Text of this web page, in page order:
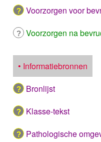
Voorzorgen voor
Voorzorgen na
• Informatiebronnen
Bronlijst
Klasse-tekst
Pathologische